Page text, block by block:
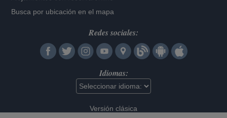
Busca por ubicación en el mapa
Redes sociales:
Idiomas:
Versión clásica